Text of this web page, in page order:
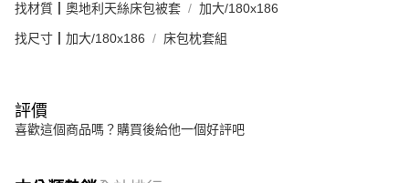
找材質┃奧地利天絲床包被套 加大/180x186
找尺寸┃加大/180x186 床包枕套組
評價
喜歡這個商品嗎？購買後給他一個好評吧